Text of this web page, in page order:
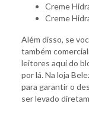
Creme
Creme
Além disso, se
também
leitores aqui do
por lá. Na loja
para garantir o
ser levado